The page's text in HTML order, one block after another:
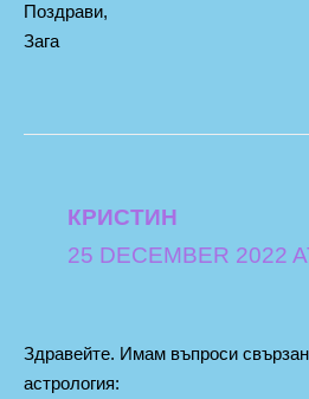
Поздрави,
Зага
КРИСТИН
25 DECEMBER 2022
Здравейте. Имам въпроси
астрология: